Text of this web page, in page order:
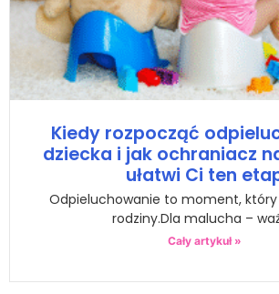
Kiedy rozpocząć
dziecka i jak ochraniacz
ułatwi Ci ten
Odpieluchowanie to moment, który
rodziny.Dla malucha –
Cały artykuł »